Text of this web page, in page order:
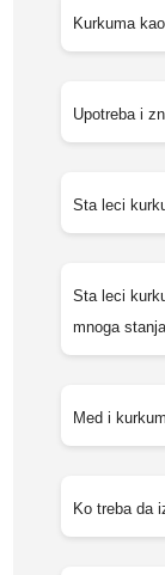
Kurkuma
Upotreba i
Sta leci
Sta leci
mnoga stanja
Med i
Ko treba da